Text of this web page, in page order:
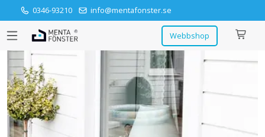
0346-93210 info@mentafonster.se
Webbshop